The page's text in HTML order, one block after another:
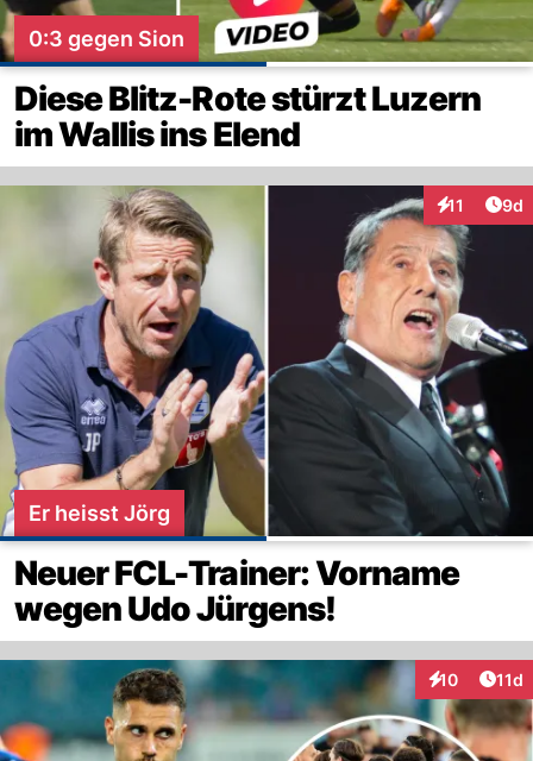
0:3 gegen Sion
Diese Blitz-Rote stürzt Luzern
im Wallis ins Elend
11 9d
Er heisst Jörg
Neuer FCL-Trainer: Vorname
wegen Udo Jürgens!
10
Interaktionen
11d